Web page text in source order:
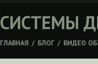
СИСТЕМЫ
ГЛАВНАЯ / БЛОГ / ВИДЕО